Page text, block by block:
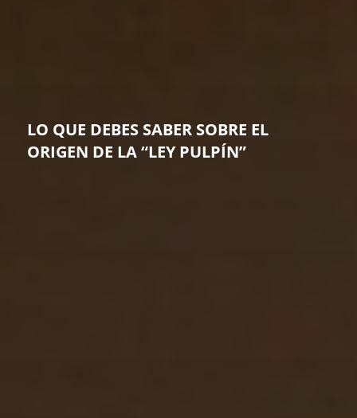
LO QUE DEBES SABER SOBRE EL
ORIGEN DE LA “LEY PULPÍN”